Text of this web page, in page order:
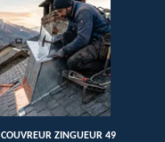
COUVREUR ZINGUEUR 49